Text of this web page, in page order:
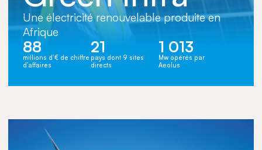
Une électricité renouvelable produite en
Afrique
88
millions d’€ de chiffre
d’affaires
21
pays dont 9 sites
directs
1 013
Mw opérés par
Aeolus